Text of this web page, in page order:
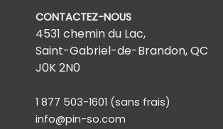
CONTACTEZ-NOUS
4531 chemin du Lac,
Saint-Gabriel-de-Brandon, QC
J0K 2N0
1 877 503-1601 (sans frais)
info@pin-so.com